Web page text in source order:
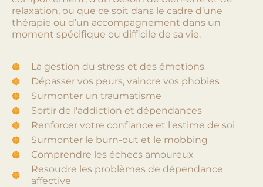
relaxation, ou que ce soit dans le cadre d’une
thérapie ou d’un accompagnement dans un
moment spécifique ou difficile de sa vie.
La gestion du stress et des émotions
Dépasser vos peurs, vaincre vos phobies
Surmonter un traumatisme
Sortir de l'addiction et dépendances
Renforcer votre confiance et l'estime de soi
Surmonter le burn-out et le mobbing
Comprendre les échecs amoureux
Resoudre les problèmes de dépendance
affective